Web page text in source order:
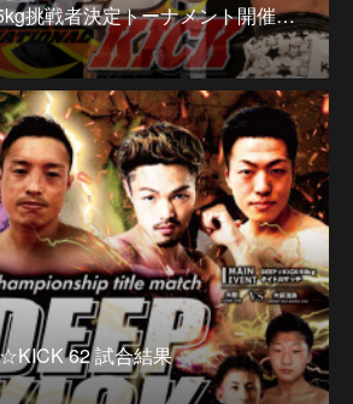
挑戦者決定トーナメント開催…
62 試合結果